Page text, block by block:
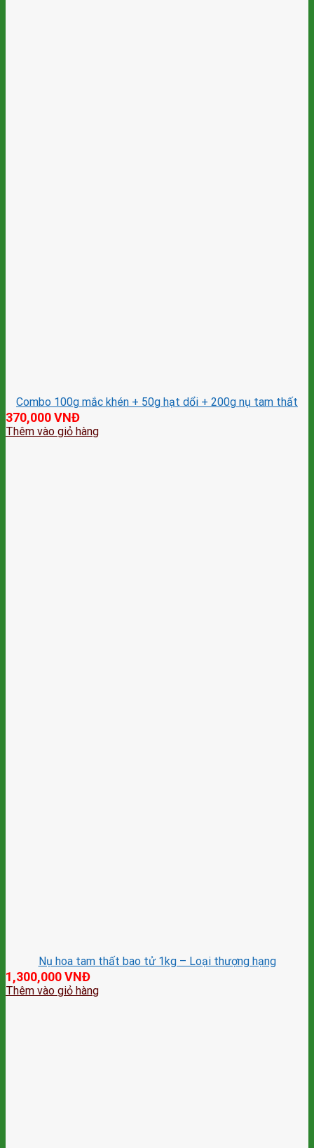
Combo 100g mắc khén + 50g hạt dổi + 200g nụ tam thất
370,000VNĐ
Thêm vào giỏ hàng
Nụ hoa tam thất bao tử 1kg – Loại thượng hạng
1,300,000VNĐ
Thêm vào giỏ hàng